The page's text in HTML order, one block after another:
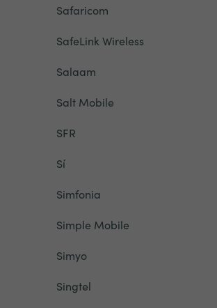
Safaricom
SafeLink Wireless
Salaam
Salt Mobile
SFR
Sí
Simfonia
Simple Mobile
Simyo
Singtel